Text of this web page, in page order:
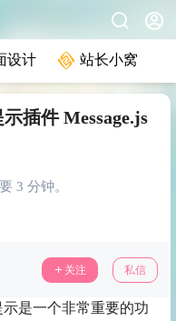
设计 站长小窝
插件 Message.js
3 分钟。
关注 私信
是一个非常重要的功